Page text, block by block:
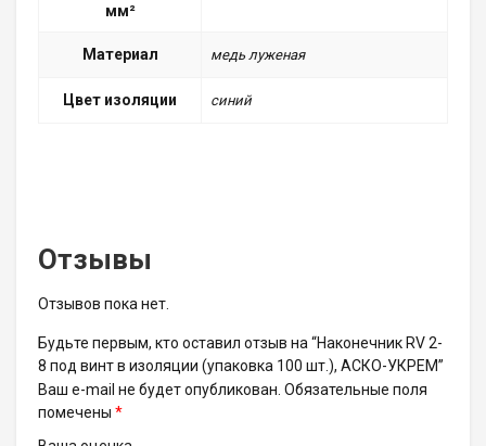
мм²
Материал медь луженая
Цвет изоляции синий
Отзывы
Отзывов пока нет.
Будьте первым, кто оставил отзыв на “Наконечник RV 2-
8 под винт в изоляции (упаковка 100 шт.), АСКО-УКРЕМ”
Ваш e-mail не будет опубликован. Обязательные поля
помечены *